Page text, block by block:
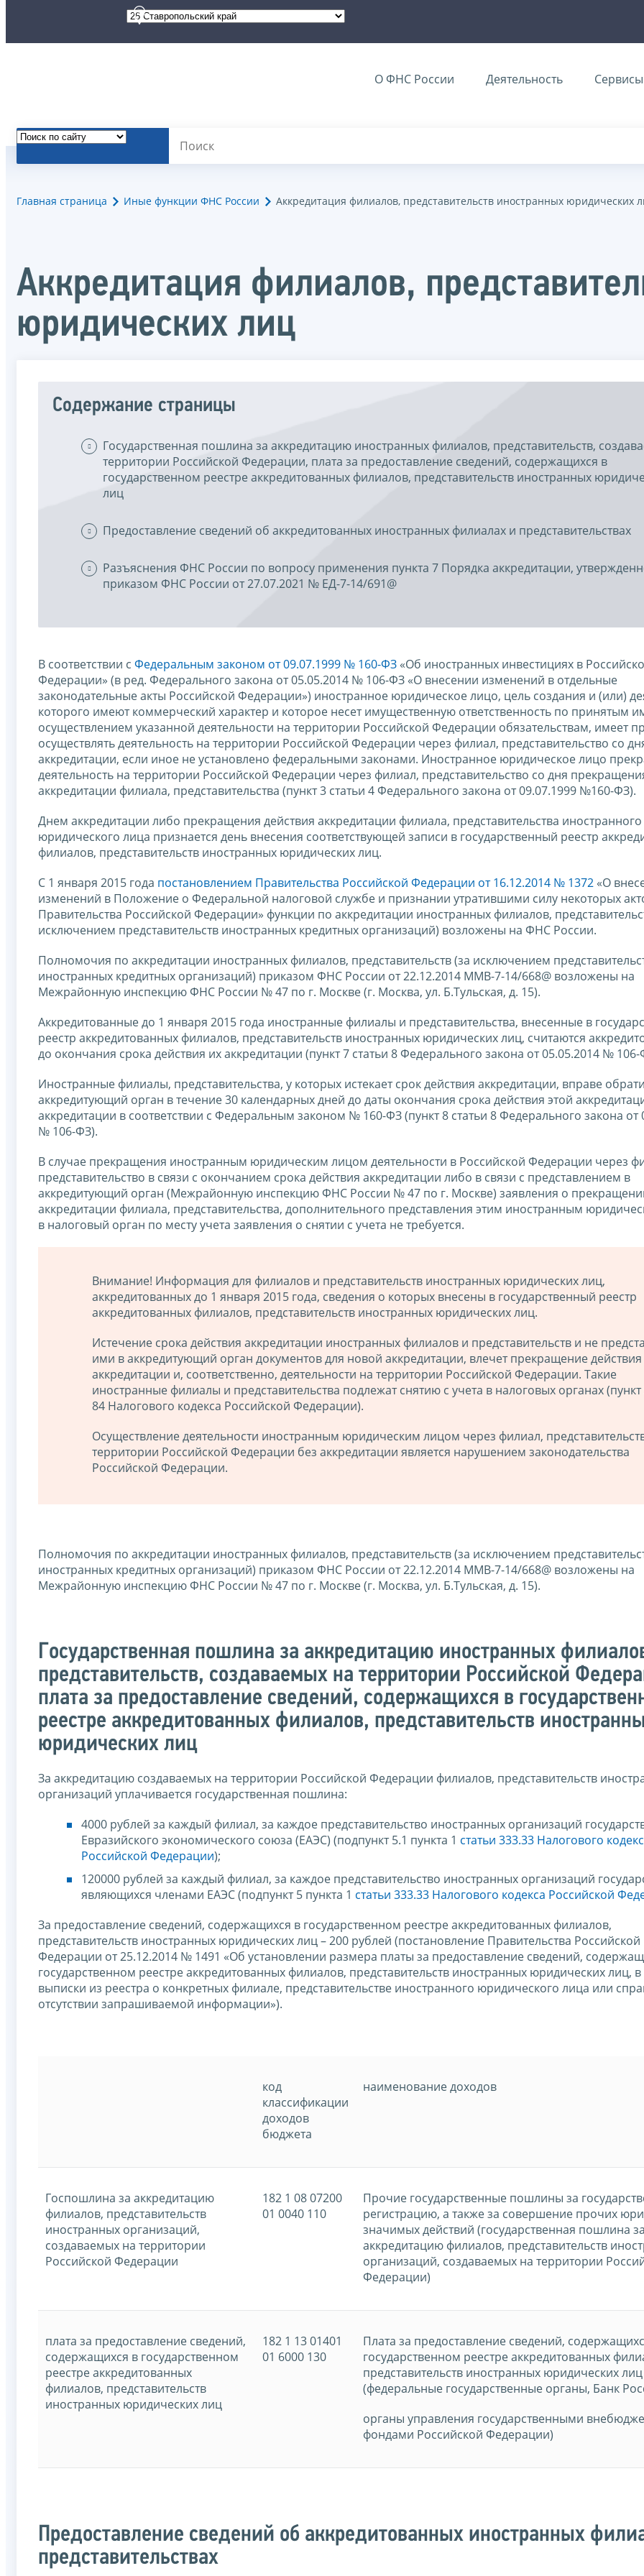
О ФНС России Деятельность Сервисы
Главная страница Иные функции ФНС России Аккредитация филиалов, представительств иностранных юридических
Аккредитация филиалов,
юридических лиц
Содержание страницы
Государственная пошлина за аккредитацию иностранных филиалов, представительств,
территории Российской Федерации, плата за предоставление сведений, содержащихся в
государственном реестре аккредитованных филиалов, представительств иностранных
лиц
Предоставление сведений об аккредитованных иностранных филиалах и представительствах
Разъяснения ФНС России по вопросу применения пункта 7 Порядка аккредитации,
приказом ФНС России от 27.07.2021 № ЕД-7-14/691@
В соответствии с Федеральным законом от 09.07.1999 № 160-ФЗ «Об иностранных инвестициях в
Федерации» (в ред. Федерального закона от 05.05.2014 № 106-ФЗ «О внесении изменений в отдельные
законодательные акты Российской Федерации») иностранное юридическое лицо, цель создания и (или)
которого имеют коммерческий характер и которое несет имущественную ответственность по принятым
осуществлением указанной деятельности на территории Российской Федерации обязательствам, имеет
осуществлять деятельность на территории Российской Федерации через филиал, представительство со
аккредитации, если иное не установлено федеральными законами. Иностранное юридическое лицо
деятельность на территории Российской Федерации через филиал, представительство со дня
аккредитации филиала, представительства (пункт 3 статьи 4 Федерального закона от 09.07.1999 №160-ФЗ).
Днем аккредитации либо прекращения действия аккредитации филиала, представительства иностранного
юридического лица признается день внесения соответствующей записи в государственный реестр
филиалов, представительств иностранных юридических лиц.
С 1 января 2015 года постановлением Правительства Российской Федерации от 16.12.2014 № 1372 «О
изменений в Положение о Федеральной налоговой службе и признании утратившими силу некоторых
Правительства Российской Федерации» функции по аккредитации иностранных филиалов,
исключением представительств иностранных кредитных организаций) возложены на ФНС России.
Полномочия по аккредитации иностранных филиалов, представительств (за исключением
иностранных кредитных организаций) приказом ФНС России от 22.12.2014 ММВ-7-14/668@ возложены на
Межрайонную инспекцию ФНС России № 47 по г. Москве (г. Москва, ул. Б.Тульская, д. 15).
Аккредитованные до 1 января 2015 года иностранные филиалы и представительства, внесенные в
реестр аккредитованных филиалов, представительств иностранных юридических лиц, считаются
до окончания срока действия их аккредитации (пункт 7 статьи 8 Федерального закона от 05.05.2014 №
Иностранные филиалы, представительства, у которых истекает срок действия аккредитации, вправе
аккредитующий орган в течение 30 календарных дней до даты окончания срока действия этой
аккредитации в соответствии с Федеральным законом № 160-ФЗ (пункт 8 статьи 8 Федерального закона от
№ 106-ФЗ).
В случае прекращения иностранным юридическим лицом деятельности в Российской Федерации через
представительство в связи с окончанием срока действия аккредитации либо в связи с представлением в
аккредитующий орган (Межрайонную инспекцию ФНС России № 47 по г. Москве) заявления о
аккредитации филиала, представительства, дополнительного представления этим иностранным
в налоговый орган по месту учета заявления о снятии с учета не требуется.
Внимание! Информация для филиалов и представительств иностранных юридических лиц,
аккредитованных до 1 января 2015 года, сведения о которых внесены в государственный реестр
аккредитованных филиалов, представительств иностранных юридических лиц.
Истечение срока действия аккредитации иностранных филиалов и представительств и не
ими в аккредитующий орган документов для новой аккредитации, влечет прекращение действия
аккредитации и, соответственно, деятельности на территории Российской Федерации. Такие
иностранные филиалы и представительства подлежат снятию с учета в налоговых органах (пункт
84 Налогового кодекса Российской Федерации).
Осуществление деятельности иностранным юридическим лицом через филиал,
территории Российской Федерации без аккредитации является нарушением законодательства
Российской Федерации.
Полномочия по аккредитации иностранных филиалов, представительств (за исключением
иностранных кредитных организаций) приказом ФНС России от 22.12.2014 ММВ-7-14/668@ возложены на
Межрайонную инспекцию ФНС России № 47 по г. Москве (г. Москва, ул. Б.Тульская, д. 15).
Государственная пошлина за аккредитацию иностранных
представительств, создаваемых на территории Российской
плата за предоставление сведений, содержащихся в
реестре аккредитованных филиалов, представительств
юридических лиц
За аккредитацию создаваемых на территории Российской Федерации филиалов, представительств
организаций уплачивается государственная пошлина:
4000 рублей за каждый филиал, за каждое представительство иностранных организаций
Евразийского экономического союза (ЕАЭС) (подпункт 5.1 пункта 1 статьи 333.33 Налогового
Российской Федерации);
120000 рублей за каждый филиал, за каждое представительство иностранных организаций
являющихся членами ЕАЭС (подпункт 5 пункта 1 статьи 333.33 Налогового кодекса Российской
За предоставление сведений, содержащихся в государственном реестре аккредитованных филиалов,
представительств иностранных юридических лиц – 200 рублей (постановление Правительства Российской
Федерации от 25.12.2014 № 1491 «Об установлении размера платы за предоставление сведений,
государственном реестре аккредитованных филиалов, представительств иностранных юридических лиц,
выписки из реестра о конкретных филиале, представительстве иностранного юридического лица или
отсутствии запрашиваемой информации»).
код
классификации
доходов
бюджета
наименование доходов
Госпошлина за аккредитацию
филиалов, представительств
иностранных организаций,
создаваемых на территории
Российской Федерации
182 1 08 07200
01 0040 110
Прочие государственные пошлины за
регистрацию, а также за совершение прочих
значимых действий (государственная пошлина за
аккредитацию филиалов, представительств
организаций, создаваемых на территории
Федерации)
плата за предоставление сведений,
содержащихся в государственном
реестре аккредитованных
филиалов, представительств
иностранных юридических лиц
182 1 13 01401
01 6000 130
Плата за предоставление сведений,
государственном реестре аккредитованных
представительств иностранных юридических лиц
(федеральные государственные органы, Банк
органы управления государственными
фондами Российской Федерации)
Предоставление сведений об аккредитованных иностранных
представительствах